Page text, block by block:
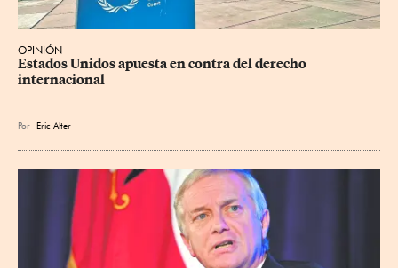
OPINIÓN
Estados Unidos apuesta en contra del derecho
internacional
Por Eric Alter